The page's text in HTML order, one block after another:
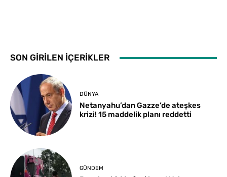
SON GİRİLEN İÇERİKLER
DÜNYA
Netanyahu’dan Gazze’de ateşkes
krizi! 15 maddelik planı reddetti
GÜNDEM